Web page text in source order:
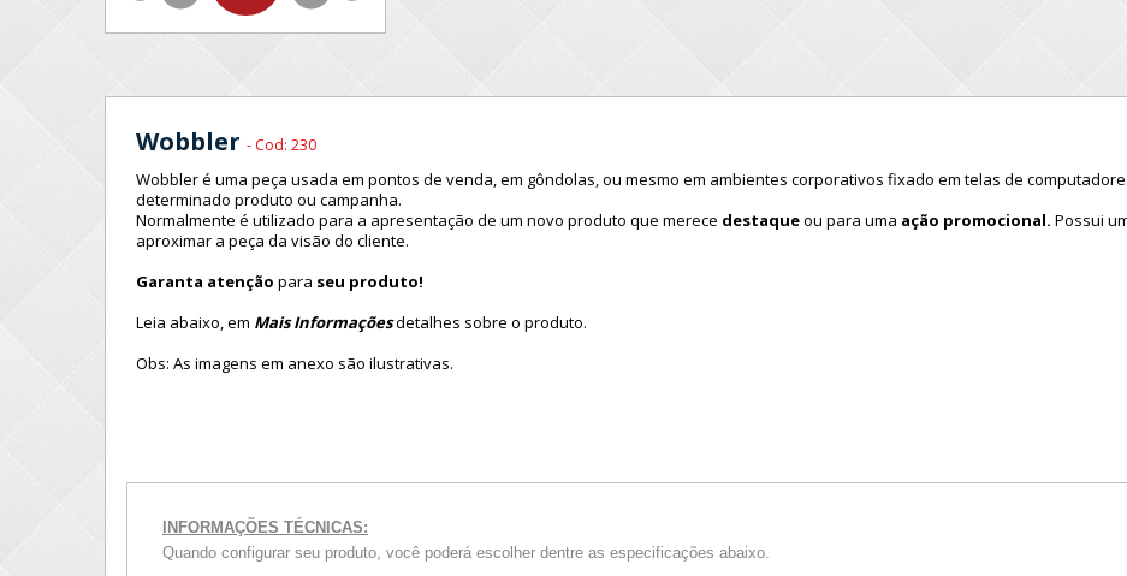
Wobbler - Cod: 230
Wobbler é uma peça usada em pontos de venda, em gôndolas, ou mesmo em ambientes corporativos fixado em telas de
determinado produto ou campanha.
Normalmente é utilizado para a apresentação de um novo produto que merece destaqueou para uma ação promocional. Possui
aproximar a peça da visão do cliente.
Garanta atenção para seu produto!
Leia abaixo, em Mais Informaçõesdetalhes sobre o produto.
Obs: As imagens em anexo são ilustrativas.
INFORMAÇÕES TÉCNICAS:
Quando configurar seu produto, você poderá escolher dentre as especificações abaixo.